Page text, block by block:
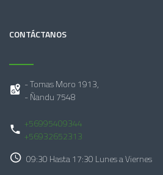
CONTÁCTANOS
- Tomas Moro 1913,
- Ñandu 7548
+56995409344
+56932652313
09:30 Hasta 17:30 Lunes a Viernes